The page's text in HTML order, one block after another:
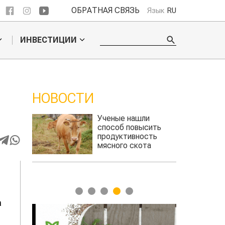
ОБРАТНАЯ СВЯЗЬ Язык RU
ИНВЕСТИЦИИ
НОВОСТИ
Кто успел, тот и
съел: новые правила
выдачи агросубсидий
1 2 3 4 5